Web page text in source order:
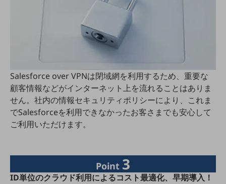
その他の業界はこちら
ゲーム感覚で見つける
ビジネスお悩み診断
NTTドコモビジネス
オンラインショップ
モバイル・ICTサービスをオンラインで
相談・申し込みができるバーチャルショップ
法人向けモバイルトップ
はじめての方へ
100回線以上のお問い合わせ・お見積りはこちら
Salesforce over VPNは閉域網を利用するため、重要な
顧客情報などがインターネット上を流れることはありま
せん。社内の情報セキュリティポリシーにより、これま
でSalesforceを利用できなかったお客さまでも安心して
ご利用いただけます。
Point 3
ID単位のクラウド利用によるコスト最適化、早期導入！